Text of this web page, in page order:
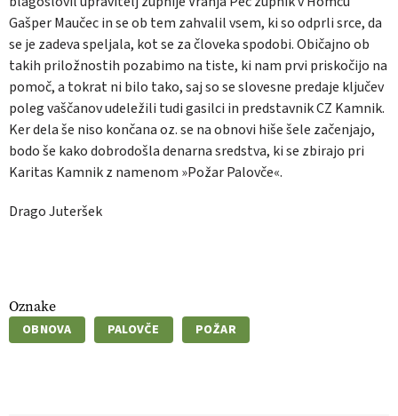
Gašper Maučec in se ob tem zahvalil vsem, ki so odprli srce, da
se je zadeva speljala, kot se za človeka spodobi. Običajno ob
takih priložnostih pozabimo na tiste, ki nam prvi priskočijo na
pomoč, a tokrat ni bilo tako, saj so se slovesne predaje ključev
poleg vaščanov udeležili tudi gasilci in predstavnik CZ Kamnik.
Ker dela še niso končana oz. se na obnovi hiše šele začenjajo,
bodo še kako dobrodošla denarna sredstva, ki se zbirajo pri
Karitas Kamnik z namenom »Požar Palovče«.
Drago Juteršek
Oznake
OBNOVA PALOVČE POŽAR